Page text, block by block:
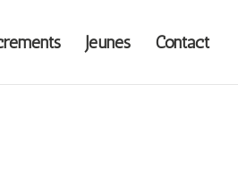
Jeunes Contact